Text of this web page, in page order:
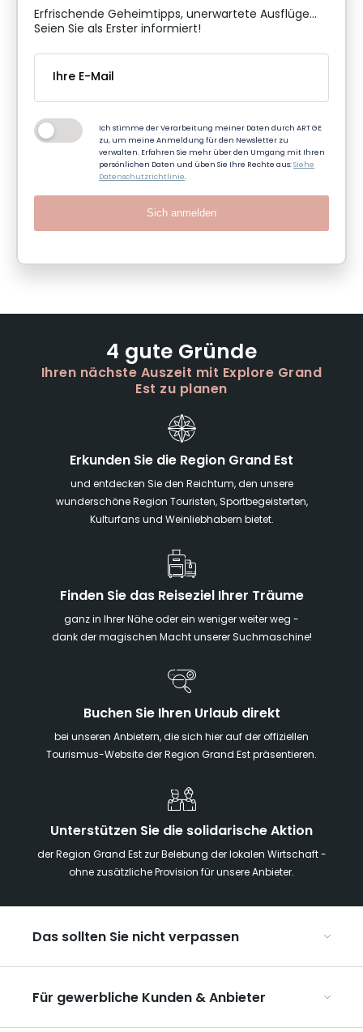
Erfrischende Geheimtipps, unerwartete Ausflüge...
Seien Sie als Erster informiert!
Ich stimme der Verarbeitung meiner Daten durch ART GE
zu, um meine Anmeldung für den Newsletter zu
verwalten. Erfahren Sie mehr über den Umgang mit Ihren
persönlichen Daten und üben Sie Ihre Rechte aus:Siehe
Datenschutzrichtlinie.
Sich anmelden
4 gute Gründe
Ihren nächste Auszeit mit Explore Grand
Est zu planen
Erkunden Sie die Region Grand Est
und entdecken Sie den Reichtum, den unsere
wunderschöne Region Touristen, Sportbegeisterten,
Kulturfans und Weinliebhabern bietet.
Finden Sie das Reiseziel Ihrer Träume
ganz in Ihrer Nähe oder ein weniger weiter weg -
dank der magischen Macht unserer Suchmaschine!
Buchen Sie Ihren Urlaub direkt
bei unseren Anbietern, die sich hier auf der offiziellen
Tourismus-Website der Region Grand Est präsentieren.
Unterstützen Sie die solidarische Aktion
der Region Grand Est zur Belebung der lokalen Wirtschaft -
ohne zusätzliche Provision für unsere Anbieter.
Das sollten Sie nicht verpassen
Die Weihnachtsmärkte im Grand Est
Ribeauvillé, zwischen Weinbergen und Bergen
Für gewerbliche Kunden & Anbieter